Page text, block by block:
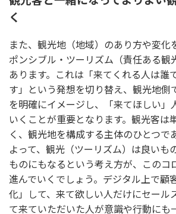
く
また、観光地（地域）のあり方や変化
ポンシブル・ツーリズム（責任ある観
あります。これは「来てくれる人は誰
す」という発想を切り替え、観光地側
を明確にイメージし、「来てほしい」
いくことが重要となります。観光客は
く、観光地を構成する主体のひとつで
よって、観光（ツーリズム）は良いも
ものにもなるという考え方が、このコ
進んでいくでしょう。デジタル上で顧
化」して、来て欲しい人だけにセール
て来ていただいた人が意識や⾏動にも